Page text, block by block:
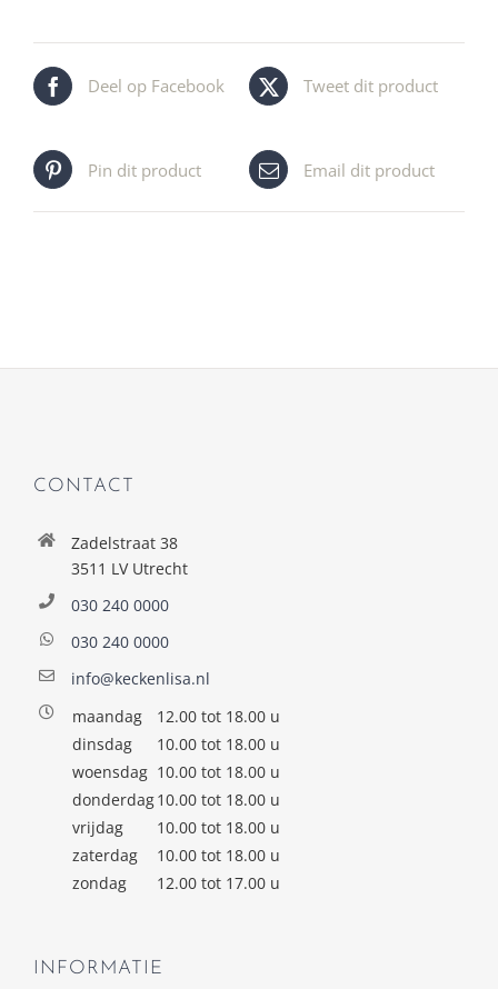
Deel op Facebook Tweet dit product
Pin dit product Email dit product
CONTACT
Zadelstraat 38
3511 LV Utrecht
030 240 0000
030 240 0000
info@keckenlisa.nl
maandag
12.00 tot 18.00 u
dinsdag
10.00 tot 18.00 u
woensdag 10.00 tot 18.00 u
donderdag10.00 tot 18.00 u
vrijdag
10.00 tot 18.00 u
zaterdag
10.00 tot 18.00 u
zondag
12.00 tot 17.00 u
INFORMATIE